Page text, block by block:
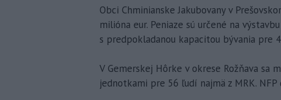
Obci Chminianske Jakubovany v
milióna eur. Peniaze sú určené na
s predpokladanou kapacitou bývania pre
V Gemerskej Hôrke v okrese Rožňava sa
jednotkami pre 56 ľudí najmä z MRK.